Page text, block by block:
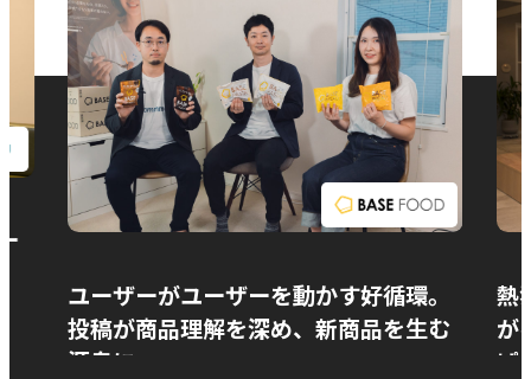
ユーザーがユーザーを動かす好循環。
投稿が商品理解を深め、新商品を生む
源泉に
熱
が
ぱ